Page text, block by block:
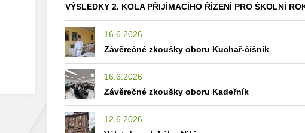
VÝSLEDKY 2. KOLA PŘIJÍMACÍHO ŘÍZENÍ PRO ŠKOLNÍ
16.6.2026
Závěrečné zkoušky oboru Kuchař-číšník
16.6.2026
Závěrečné zkoušky oboru Kadeřník
12.6.2026